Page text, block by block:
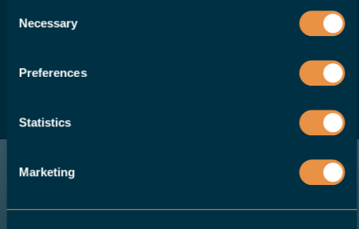
Selection
Necessary
Preferences
Statistics
Marketing
outils et que vous souhaitez offrir à vos